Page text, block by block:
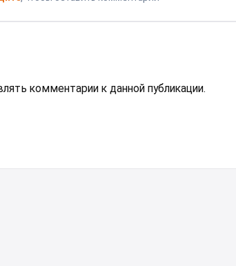
комментарии к данной публикации.